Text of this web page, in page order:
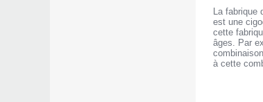
La
est une
cette
âges. Par
à cette